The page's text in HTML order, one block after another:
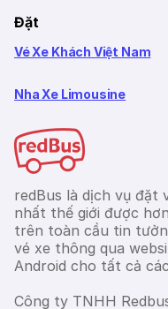
Đặt
Vé Xe Khách Việt Nam
Nha Xe Limousine
redBus là dịch vụ đặt
nhất thế giới được
trên toàn cầu tin
vé xe thông qua
Android cho tất cả
Công ty TNHH